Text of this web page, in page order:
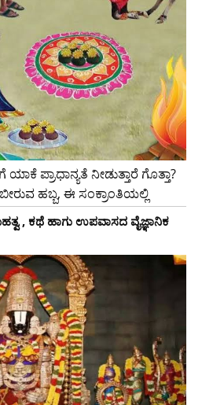
ಪ್ರಾಧಾನ್ಯತೆ ನೀಡುತ್ತಾರೆ ಗೊತ್ತಾ?
ಹಬ್ಬ, ಈ ಸಂಕ್ರಾಂತಿಯಲ್ಲಿ
, ಕಥೆ ಹಾಗು ಉಪವಾಸದ ವೈಜ್ಞಾನಿಕ